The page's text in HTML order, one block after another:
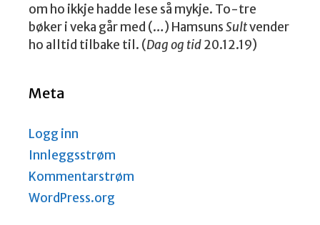
om ho ikkje hadde lese så mykje. To-tre
bøker i veka går med (…) HamsunsSultvender
ho alltid tilbake til. (Dag og tid20.12.19)
Meta
Logg inn
Innleggsstrøm
Kommentarstrøm
WordPress.org